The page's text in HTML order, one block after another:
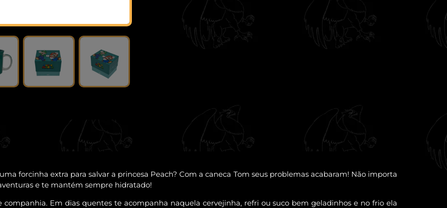
forcinha extra para salvar a princesa Peach? Com a caneca Tom seus problemas acabaram! Não importa
e te mantém sempre hidratado!
Em dias quentes te acompanha naquela cervejinha, refri ou suco bem geladinhos e no frio ela